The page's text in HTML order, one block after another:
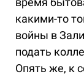
какими-то
войны в
подать
Опять же, к